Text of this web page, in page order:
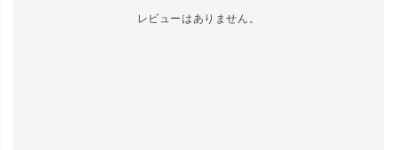
レビューはありません。